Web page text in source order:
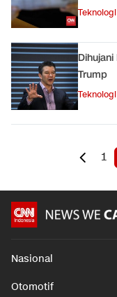
Teknologi
Trump
Teknologi
1
Nasional
Otomotif